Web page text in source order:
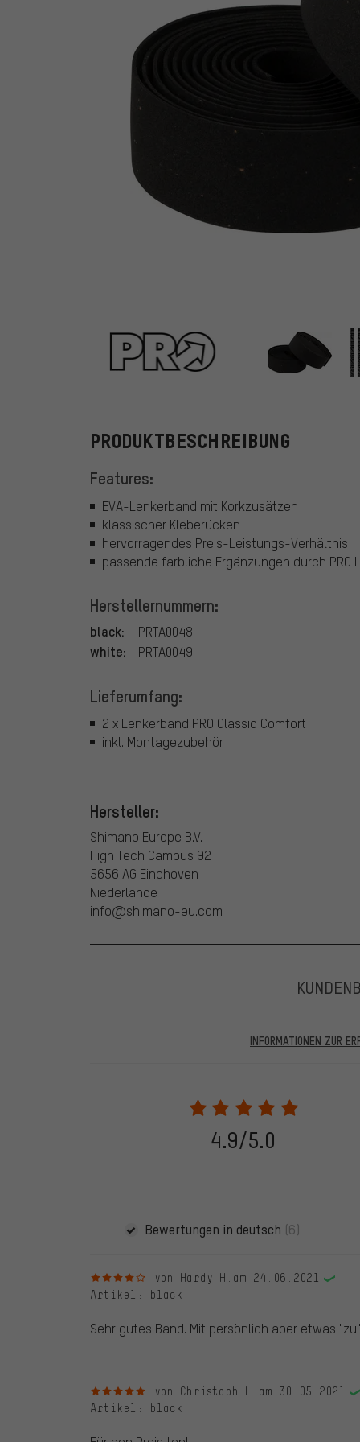
PRODUKTBESCHREIBUNG
Features:
EVA-Lenkerband mit Korkzusätzen
klassischer Kleberücken
hervorragendes Preis-Leistungs-Verhältnis
passende farbliche Ergänzungen durch PRO
Herstellernummern:
black: PRTA0048
white: PRTA0049
Lieferumfang:
2 x Lenkerband PRO Classic Comfort
inkl. Montagezubehör
Hersteller:
Shimano Europe B.V.
High Tech Campus 92
5656 AG Eindhoven
Niederlande
info@shimano-eu.com
INFORMATIONEN ZUR
28.05.2022 werden nur Bewertungen veröffentlicht,
eine Bestellnummer angegeben wird. Wir schalten
frei. Alle verifizierten Bewertungen sind mit einem
dem 28.05.2022 und ab dem 28.05.2022. Vor dem
die bewertete Ware nicht bei uns gekauft haben.
veröffentlichen alle ordnungsgemäß abgegebenen
4.9/5.0
Bewertungen in deutsch (6)
4 von 5 Sternenvon Hardy H. am 24.06.2021
Artikel : black
Sehr gutes Band. Mit persönlich aber etwas
5 von 5 Sternenvon Christoph L. am 30.05.2021
Artikel : black